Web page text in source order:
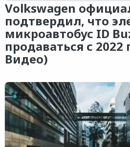
Volkswagen
подтвердил, что
микроавтобус ID
продаваться с 2022
Видео)